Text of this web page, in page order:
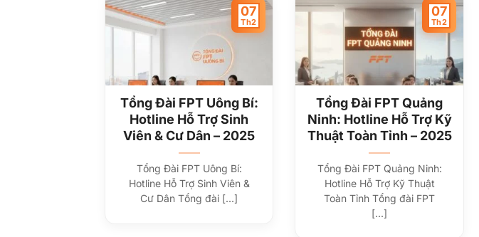
Tổng Đài FPT Uông Bí:
Hotline Hỗ Trợ Sinh
Viên & Cư Dân – 2025
Tổng Đài FPT Uông Bí:
Hotline Hỗ Trợ Sinh Viên &
Cư Dân Tổng đài [...]
07
Th2
Tổng Đài FPT Quảng
Ninh: Hotline Hỗ Trợ Kỹ
Thuật Toàn Tỉnh – 2025
Tổng Đài FPT Quảng Ninh:
Hotline Hỗ Trợ Kỹ Thuật
Toàn Tỉnh Tổng đài FPT
[...]
07
Th2